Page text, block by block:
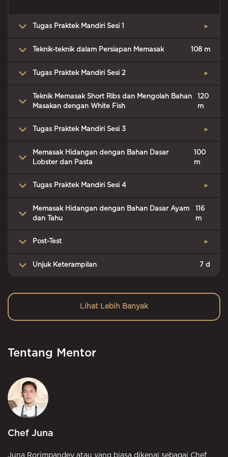
Tugas Praktek Mandiri Sesi 1 ▲
Teknik-teknik dalam Persiapan Memasak 108 m
Tugas Praktek Mandiri Sesi 2 ▲
Teknik Memasak Short Ribs dan Mengolah Bahan
Masakan dengan White Fish
120
m
Tugas Praktek Mandiri Sesi 3 ▲
Memasak Hidangan dengan Bahan Dasar
Lobster dan Pasta
100
m
Tugas Praktek Mandiri Sesi 4 ▲
Memasak Hidangan dengan Bahan Dasar Ayam
dan Tahu
116
m
Post-Test ▲
Unjuk Keterampilan 7 d
Lihat Lebih Banyak
Tentang Mentor
Chef Juna
Juna Rorimpandey atau yang biasa dikenal sebagai Chef